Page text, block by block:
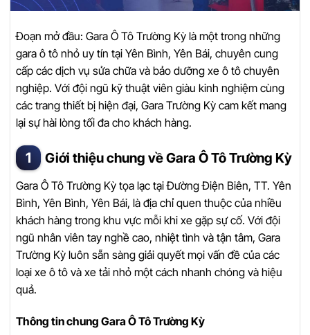
Đoạn mở đầu: Gara Ô Tô Trường Kỳ là một trong những
gara ô tô nhỏ uy tín tại Yên Bình, Yên Bái, chuyên cung
cấp các dịch vụ sửa chữa và bảo dưỡng xe ô tô chuyên
nghiệp. Với đội ngũ kỹ thuật viên giàu kinh nghiệm cùng
các trang thiết bị hiện đại, Gara Trường Kỳ cam kết mang
lại sự hài lòng tối đa cho khách hàng.
Giới thiệu chung về Gara Ô Tô Trường Kỳ
Gara Ô Tô Trường Kỳ tọa lạc tại Đường Điện Biên, TT. Yên
Bình, Yên Bình, Yên Bái, là địa chỉ quen thuộc của nhiều
khách hàng trong khu vực mỗi khi xe gặp sự cố. Với đội
ngũ nhân viên tay nghề cao, nhiệt tình và tận tâm, Gara
Trường Kỳ luôn sẵn sàng giải quyết mọi vấn đề của các
loại xe ô tô và xe tải nhỏ một cách nhanh chóng và hiệu
quả.
Thông tin chung Gara Ô Tô Trường Kỳ